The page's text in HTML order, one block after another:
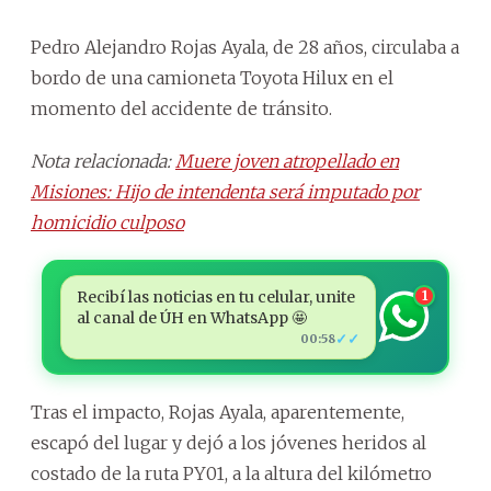
Pedro Alejandro Rojas Ayala, de 28 años, circulaba a
bordo de una camioneta Toyota Hilux en el
momento del accidente de tránsito.
Nota relacionada: Muere joven atropellado en
Misiones: Hijo de intendenta será imputado por
homicidio culposo
Recibí las noticias en tu celular, unite
al canal de ÚH en WhatsApp 🤩
00:58✓✓
1
Tras el impacto, Rojas Ayala, aparentemente,
escapó del lugar y dejó a los jóvenes heridos al
costado de la ruta PY01, a la altura del kilómetro